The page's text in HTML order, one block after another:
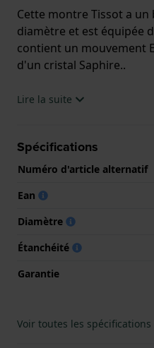
Cette montre Tissot a
diamètre et est équipée
contient un mouvement
d'un cristal Saphire..
La montre est 10 ATM.
.
Lire la suite
Spécifications
Numéro d'article alternatif
Ean
Diamètre
Étanchéité
Garantie
Voir toutes les spécifications